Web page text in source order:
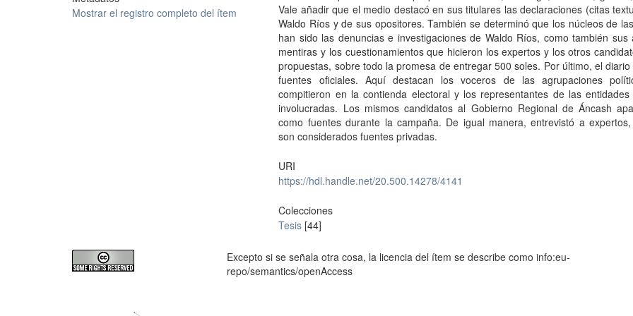
Mostrar el registro completo del ítem
Vale añadir que el medio destacó en sus titulares las declaraciones (citas
Waldo Ríos y de sus opositores. También se determinó que los núcleos de
han sido las denuncias e investigaciones de Waldo Ríos, como también sus
mentiras y los cuestionamientos que hicieron los expertos y los otros
propuestas, sobre todo la promesa de entregar 500 soles. Por último, el
fuentes oficiales. Aquí destacan los voceros de las agrupaciones
compitieron en la contienda electoral y los representantes de las entidades
involucradas. Los mismos candidatos al Gobierno Regional de Áncash
como fuentes durante la campaña. De igual manera, entrevistó a
son considerados fuentes privadas.
URI
https://hdl.handle.net/20.500.14278/4141
Colecciones
Tesis [44]
Excepto si se señala otra cosa, la licencia del ítem se describe como info:eu-
repo/semantics/openAccess